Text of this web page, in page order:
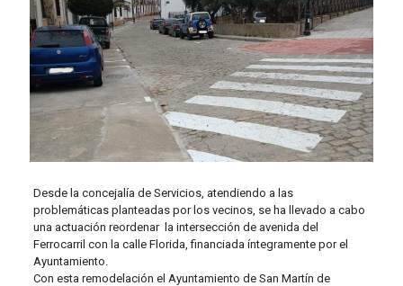
Desde la concejalía de Servicios, atendiendo a las
problemáticas planteadas por los vecinos, se ha llevado a cabo
una actuación reordenar la intersección de avenida del
Ferrocarril con la calle Florida, financiada íntegramente por el
Ayuntamiento.
Con esta remodelación el Ayuntamiento de San Martín de